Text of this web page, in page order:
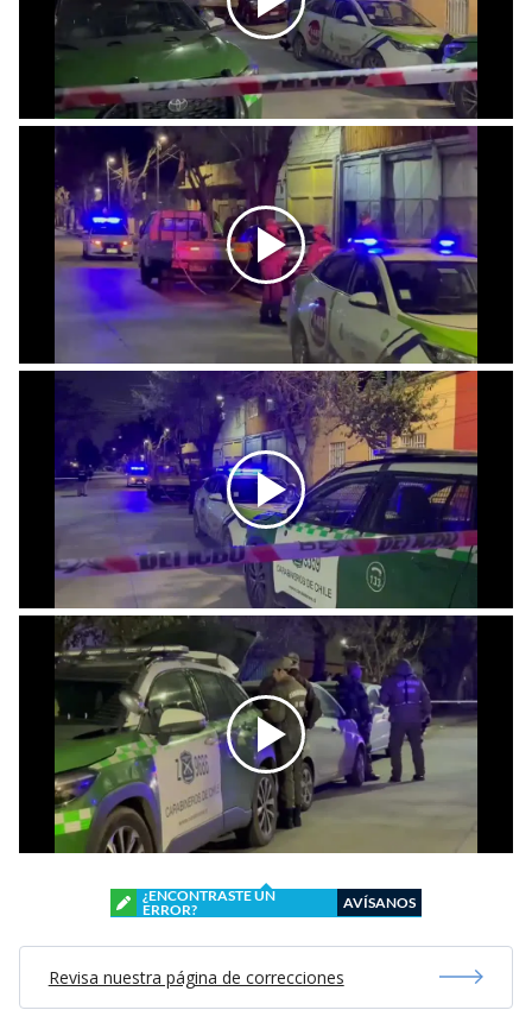
¿ENCONTRASTE UN
ERROR?
AVÍSANOS
Revisa nuestra página de correcciones